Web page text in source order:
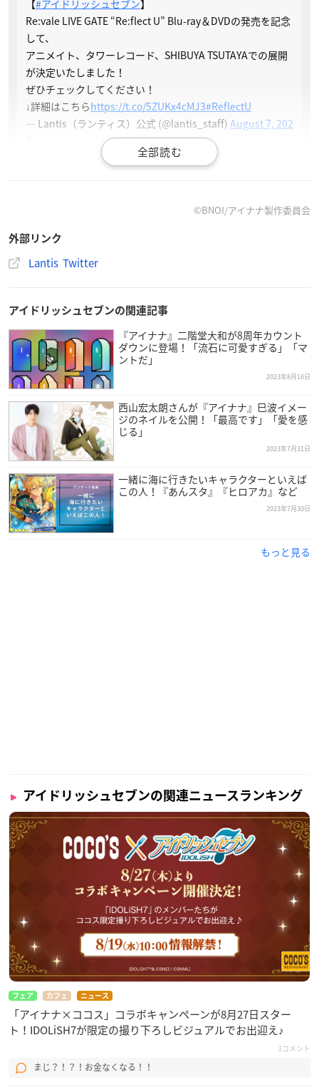
【#アイドリッシュセブン】
Re:vale LIVE GATE “Re:flect U” Blu-ray＆DVDの発売を記念
して、
アニメイト、タワーレコード、SHIBUYA TSUTAYAでの展開
が決定いたしました！
ぜひチェックしてください！
↓詳細はこちらhttps://t.co/5ZUKx4cMJ3#ReflectU
— Lantis（ランティス）公式 (@lantis_staff) August 7, 202
3
©BNOI/アイナナ製作委員会
外部リンク
Lantis Twitter
アイドリッシュセブンの関連記事
『アイナナ』二階堂大和が8周年カウント
ダウンに登場！「流石に可愛すぎる」「マ
ントだ」
2023年8月18日
西山宏太朗さんが『アイナナ』巳波イメー
ジのネイルを公開！「最高です」「愛を感
じる」
2023年7月31日
一緒に海に行きたいキャラクターといえば
この人！『あんスタ』『ヒロアカ』など
2023年7月30日
もっと見る
アイドリッシュセブンの関連ニュースランキング
フェア カフェ ニュース
「アイナナ×ココス」コラボキャンペーンが8月27日スター
ト！IDOLiSH7が限定の撮り下ろしビジュアルでお出迎え♪
3コメント
まじ？！？！お金なくなる！！